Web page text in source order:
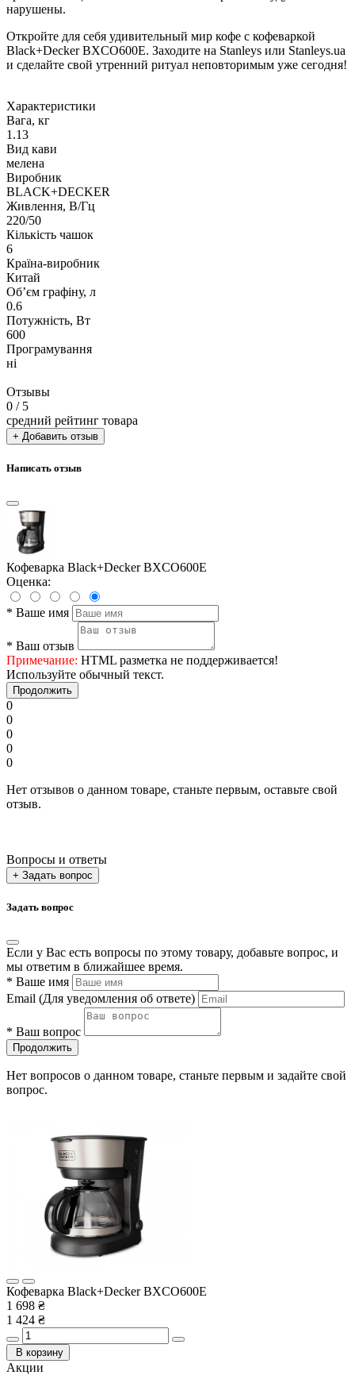
нарушены.
Откройте для себя удивительный мир кофе с кофеваркой
Black+Decker BXCO600E. Заходите на Stanleys или Stanleys.ua
и сделайте свой утренний ритуал неповторимым уже сегодня!
Характеристики
Вага, кг
1.13
Вид кави
мелена
Виробник
BLACK+DECKER
Живлення, В/Гц
220/50
Кількість чашок
6
Країна-виробник
Китай
Об’єм графіну, л
0.6
Потужність, Вт
600
Програмування
ні
Отзывы
0 / 5
средний рейтинг товара
+ Добавить отзыв
Написать отзыв
Кофеварка Black+Decker BXCO600E
Оценка:
* Ваше имя
* Ваш отзыв
Примечание: HTML разметка не поддерживается!
Используйте обычный текст.
Продолжить
0
0
0
0
0
Нет отзывов о данном товаре, станьте первым, оставьте свой
отзыв.
Вопросы и ответы
+ Задать вопрос
Задать вопрос
Если у Вас есть вопросы по этому товару, добавьте вопрос, и
мы ответим в ближайшее время.
* Ваше имя
Email (Для уведомления об ответе)
* Ваш вопрос
Продолжить
Нет вопросов о данном товаре, станьте первым и задайте свой
вопрос.
Кофеварка Black+Decker BXCO600E
1 698 ₴
1 424 ₴
В корзину
Акции